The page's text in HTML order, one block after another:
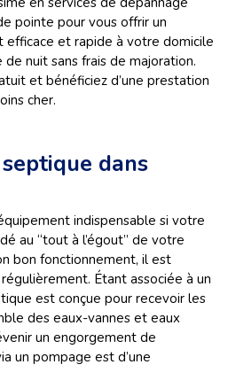
pointe pour vous offrir un
efficace et rapide à votre domicile
nuit sans frais de majoration.
et bénéficiez d’une prestation
cher.
dans
indispensable si votre
au “tout à l’égout” de votre
bon fonctionnement, il est
Étant associée à un
est conçue pour recevoir les
des eaux-vannes et eaux
un engorgement de
un pompage est d’une